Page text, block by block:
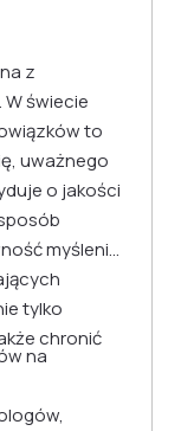
z
świecie
to
uważnego
o jakości
myślenia,
tylko
chronić
na